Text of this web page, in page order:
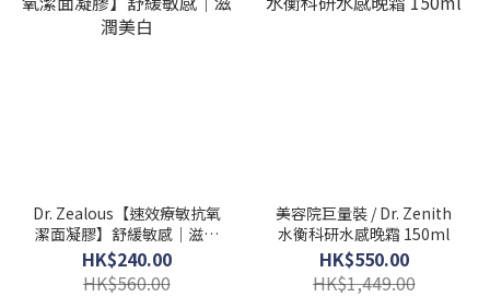
Dr. Zealous【速效療敏抗氧
潔面凝膠】舒緩敏感｜滋潤
美白
HK$240.00
HK$560.00
美容院巨量裝 / Dr. Zenith
水衡科研水感晚霜 150ml
HK$550.00
HK$1,449.00